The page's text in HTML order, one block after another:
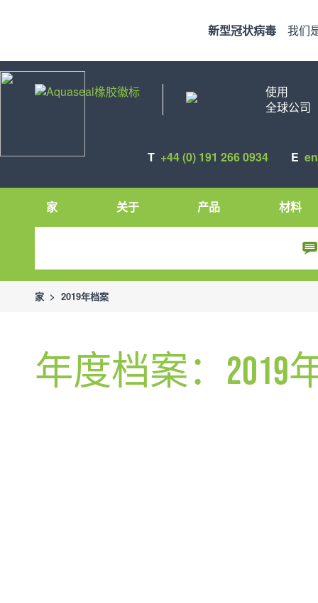
新型冠状病毒 我们
使用
全球公司
T +44 (0) 191 266 0934 E
家 关于 产品 材料
家 > 2019年档案
年度档案：2019